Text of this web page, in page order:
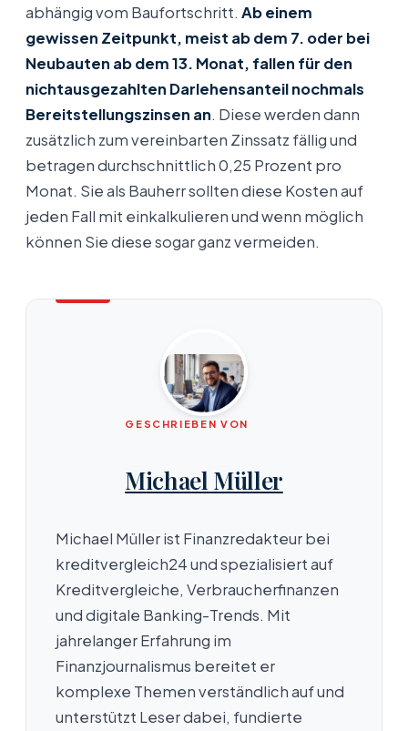
abhängig vom Baufortschritt. Ab einem
gewissen Zeitpunkt, meist ab dem 7. oder bei
Neubauten ab dem 13. Monat, fallen für den
nichtausgezahlten Darlehensanteil nochmals
Bereitstellungszinsen an. Diese werden dann
zusätzlich zum vereinbarten Zinssatz fällig und
betragen durchschnittlich 0,25 Prozent pro
Monat. Sie als Bauherr sollten diese Kosten auf
jeden Fall mit einkalkulieren und wenn möglich
können Sie diese sogar ganz vermeiden.
GESCHRIEBEN VON
Michael Müller
Michael Müller ist Finanzredakteur bei
kreditvergleich24 und spezialisiert auf
Kreditvergleiche, Verbraucherfinanzen
und digitale Banking-Trends. Mit
jahrelanger Erfahrung im
Finanzjournalismus bereitet er
komplexe Themen verständlich auf und
unterstützt Leser dabei, fundierte